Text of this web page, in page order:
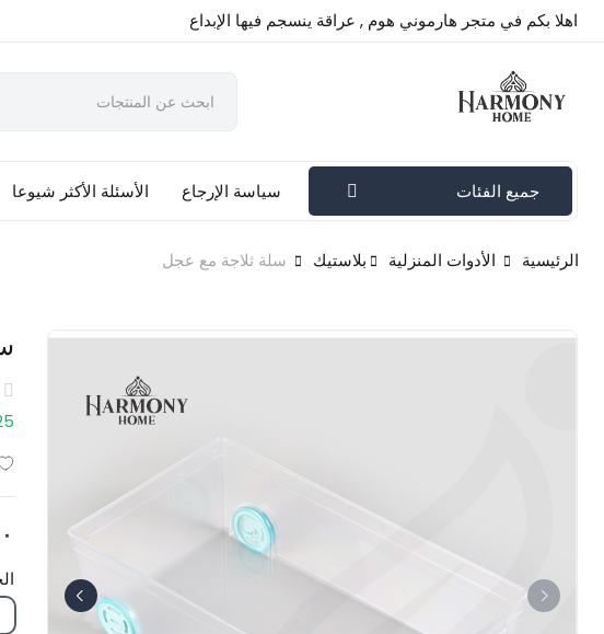
اهلا بكم في متجر هارموني هوم , عراقة ينسجم فيها الإبداع
جميع الفئات سياسة الإرجاع الأسئلة الأكثر شيوعا
الرئيسية الأدوات المنزلية بلاستيك سلة ثلاجة مع عجل
25 متبقي